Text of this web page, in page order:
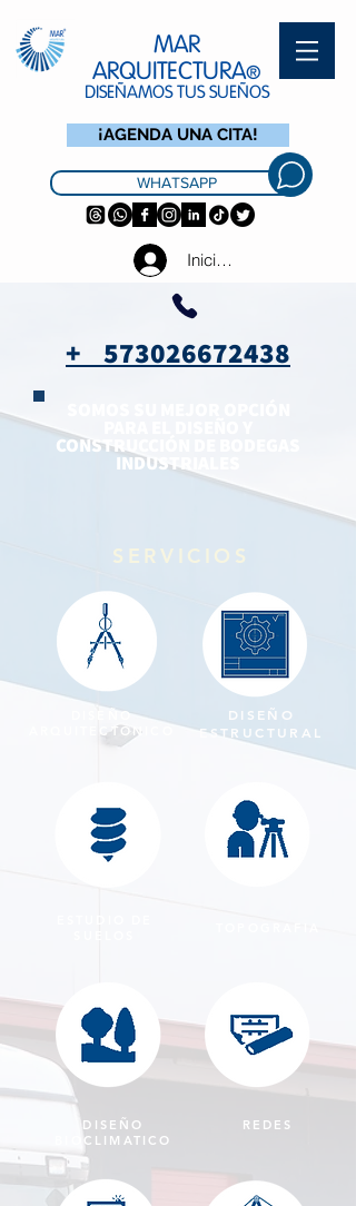
MAR
ARQUITECTURA®
DISEÑAMOS TUS SUEÑOS
¡AGENDA UNA CITA!
WHATSAPP
Iniciar sesión
+ 573026672438
CONSTRUCCIÓN DE BODEGAS
INDUSTRIALES
SERVICIOS
DISEÑO
ARQUITECTONICO
DISEÑO
ESTRUCTURAL
DISEÑO
BIOCLIMATICO
REDES